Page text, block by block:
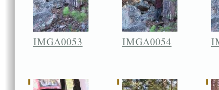
IMGA0053 IMGA0054